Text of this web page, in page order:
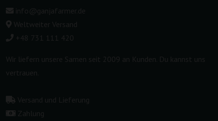
info@ganjafarmer.de
Weltweiter Versand
+48 731 111 420
Wir liefern unsere Samen seit 2009 an Kunden. Du kannst uns
vertrauen.
Versand und Lieferung
Zahlung